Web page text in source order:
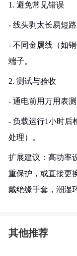
1. 避免常见错误
- 线头剥太长易短
- 不同金属线（如
端子。
2. 测试与验收
- 通电前用万用表
- 负载运行1小时后
处理）。
扩展建议：高功率
重保护，或直接更
戴绝缘手套，潮湿
其他推荐